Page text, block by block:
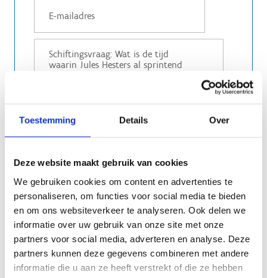
Toestemming Details Over
Deze website maakt gebruik van cookies
We gebruiken cookies om content en advertenties te
personaliseren, om functies voor social media te bieden
en om ons websiteverkeer te analyseren. Ook delen we
informatie over uw gebruik van onze site met onze
partners voor social media, adverteren en analyse. Deze
partners kunnen deze gegevens combineren met andere
informatie die u aan ze heeft verstrekt of die ze hebben
Gegevensverwerking: Ik ga akkoord dat mijn
gegevens worden gebruikt voor de analyse
van de campagne.*
Gegevensverwerking: Ik wens promomails te